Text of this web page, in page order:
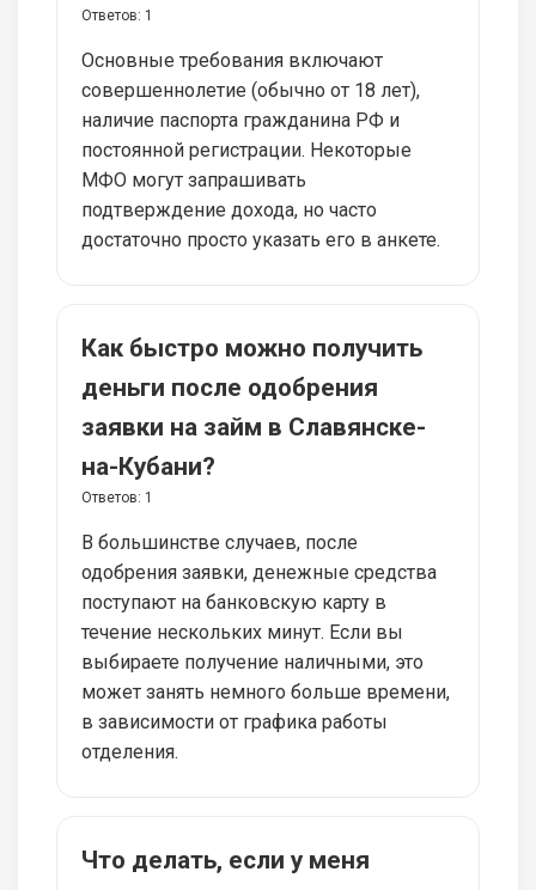
Ответов: 1
Основные требования включают
совершеннолетие (обычно от 18 лет),
наличие паспорта гражданина РФ и
постоянной регистрации. Некоторые
МФО могут запрашивать
подтверждение дохода, но часто
достаточно просто указать его в анкете.
Как быстро можно получить
деньги после одобрения
заявки на займ в Славянске-
на-Кубани?
Ответов: 1
В большинстве случаев, после
одобрения заявки, денежные средства
поступают на банковскую карту в
течение нескольких минут. Если вы
выбираете получение наличными, это
может занять немного больше времени,
в зависимости от графика работы
отделения.
Что делать, если у меня